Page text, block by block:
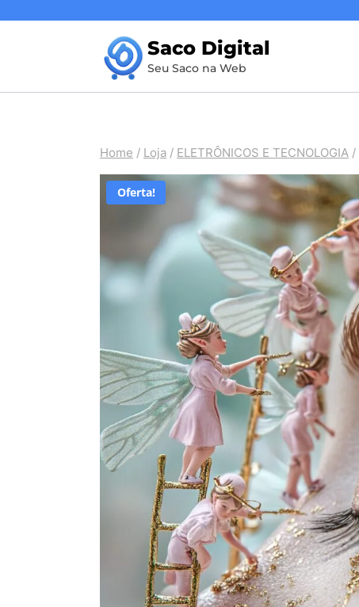
Conteúdo
Saco Digital
Seu Saco na Web
Home / Loja / ELETRÔNICOS E TECNOLOGIA /
Oferta!